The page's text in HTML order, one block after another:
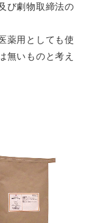
び劇物取締法の
薬用としても使
無いものと考え